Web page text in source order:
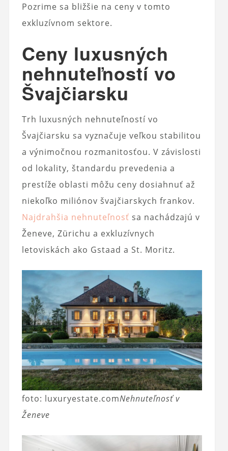
Pozrime sa bližšie na ceny v tomto
exkluzívnom sektore.
Ceny luxusných
nehnuteľností vo
Švajčiarsku
Trh luxusných nehnuteľností vo
Švajčiarsku sa vyznačuje veľkou stabilitou
a výnimočnou rozmanitosťou. V závislosti
od lokality, štandardu prevedenia a
prestíže oblasti môžu ceny dosiahnuť až
niekoľko miliónov švajčiarskych frankov.
Najdrahšia nehnuteľnosť sa nachádzajú v
Ženeve, Zürichu a exkluzívnych
letoviskách ako Gstaad a St. Moritz.
foto: luxuryestate.comNehnuteľnosť v
Ženeve